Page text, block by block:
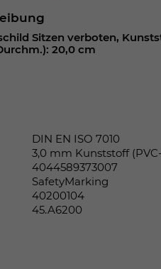
Sitzen verboten,
20,0 cm
DIN EN ISO 7010
3,0 mm Kunststoff
4044589373007
SafetyMarking
40200104
45.A6200